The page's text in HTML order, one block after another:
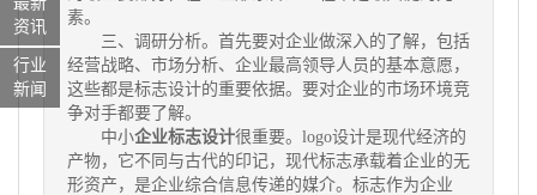
素。
三、调研分析。首先要对企业做深入的了解，包括
经营战略、市场分析、企业最高领导人员的基本意愿，
这些都是标志设计的重要依据。要对企业的市场环境竞
争对手都要了解。
中小企业标志设计很重要。logo设计是现代经济的
产物，它不同与古代的印记，现代标志承载着企业的无
形资产，是企业综合信息传递的媒介。标志作为企业
资讯
行业
新闻